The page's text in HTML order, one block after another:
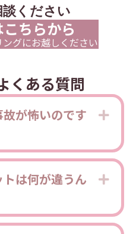
ください
ちらから
グにお越しください
くある質問
が怖いのです
は何が違うん